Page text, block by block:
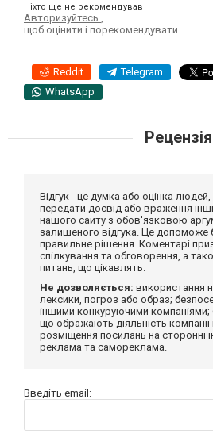
Ніхто ще не рекомендував
Авторизуйтесь
щоб оцінити і порекомендувати
Reddit Telegram
WhatsApp
Рецензія
Відгук - це думка або оцінка
передати досвід або враження
нашого сайту з обов'язковою
залишеного відгука. Це допоможе
правильне рішення. Коментарі
спілкування та обговорення, а
питань, що цікавлять.
Не дозволяється: використання
лексики, погроз або образ;
іншими конкуруючими компаніями;
що ображають діяльність компанії
розміщення посилань на сторонні
реклама та самореклама.
Введіть email: